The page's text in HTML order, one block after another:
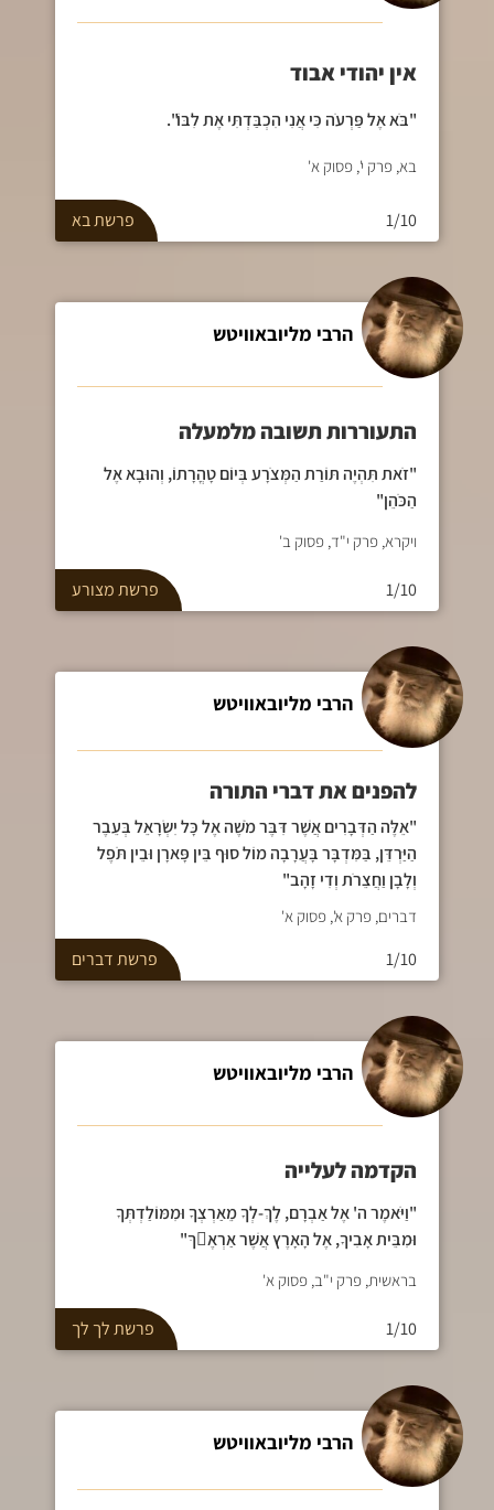
אין יהודי אבוד
"בֹּא אֶל פַּרְעֹה כִּי אֲנִי הִכְבַּדְתִּי אֶת לִבּוֹ".
בא, פרק י', פסוק א'
1/10 פרשתבא
הרבי מליובאוויטש
התעוררות תשובה מלמעלה
"זֹאת תִּהְיֶה תּוֹרַת הַמְּצֹרָע בְּיוֹם טָהֳרָתוֹ, וְהוּבָא אֶל
הַכֹּהֵן"
ויקרא, פרק י"ד, פסוק ב'
1/10 פרשתמצורע
הרבי מליובאוויטש
להפנים את דברי התורה
"אֵלֶּה הַדְּבָרִים אֲשֶׁר דִּבֶּר מֹשֶׁה אֶל כָּל יִשְׂרָאֵל בְּעֵבֶר
הַיַּרְדֵּן, בַּמִּדְבָּר בָּעֲרָבָה מוֹל סוּף בֵּין פָּארָן וּבֵין תֹּפֶל
וְלָבָן וַחֲצֵרֹת וְדִי זָהָב"
דברים, פרק א', פסוק א'
1/10 פרשתדברים
הרבי מליובאוויטש
הקדמה לעלייה
"וַיֹּאמֶר ה' אֶל אַבְרָם, לֶךְ-לְךָ מֵאַרְצְךָ וּמִמּוֹלַדְתְּךָ
וּמִבֵּית אָבִיךָ, אֶל הָאָרֶץ אֲשֶׁר אַרְאֶךּ"
בראשית, פרק י"ב, פסוק א'
1/10 פרשתלך לך
הרבי מליובאוויטש